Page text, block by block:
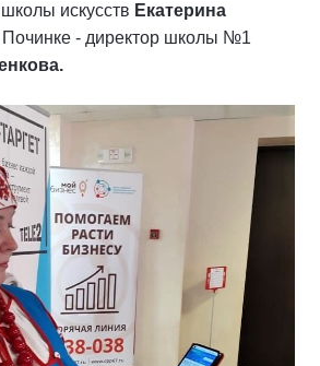
искусств Екатерина
Починке - директор школы №1